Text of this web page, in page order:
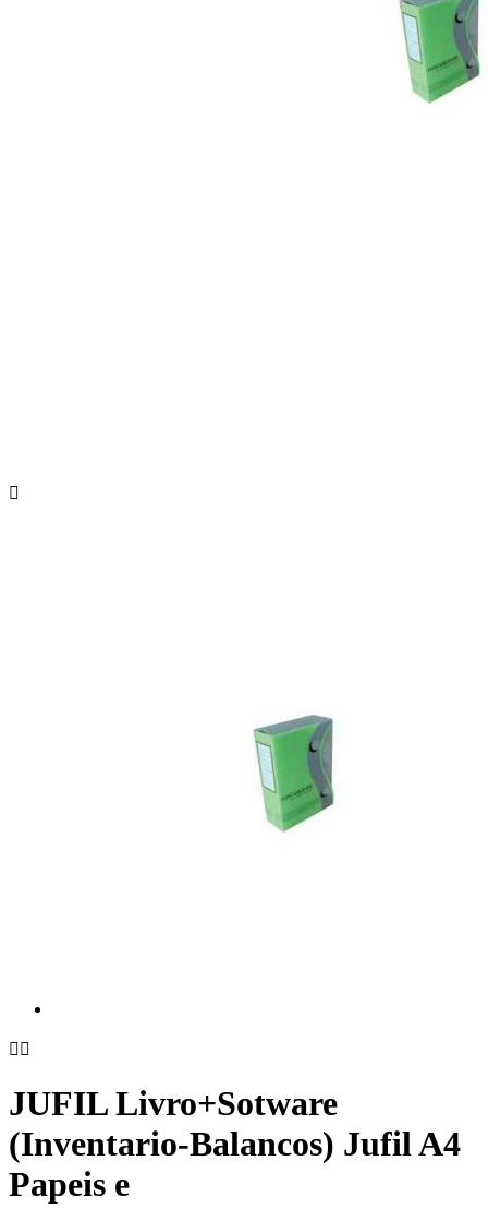

 
JUFIL Livro+Sotware
(Inventario-Balancos) Jufil A4
Papeis e